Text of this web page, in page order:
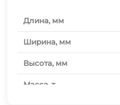
Длина, мм
Ширина, мм
Высота, мм
Масса, т